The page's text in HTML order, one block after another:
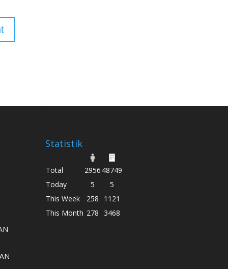
Statistik
Total 2956 48749
Today
5
5
This Week
258
1121
This Month 278 3468